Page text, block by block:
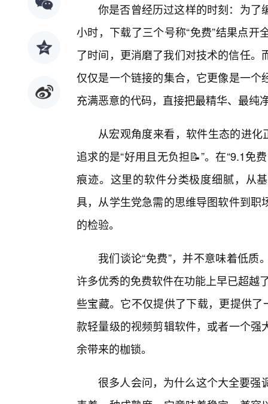
你是否曾经历过这样的时刻：为了
小时，下载了三个号称“免费”结果点
了时间，更消磨了我们对技术的信任。
仅仅是一个链接的集合，它更像是一
充满恶意的代码，直接把最精华、最纯
从宏观角度来看，软件生态的进化
追求的是“好用且无负担📝”。在“9.1免
痕迹。这里的软件分类极度细腻，从
具，从学生党急需的思维导图软件到
的检验。
我们谈论“免费”，并不意味着低
许多优秀的免费软件在功能上早已超越
些宝藏。它不仅提供了下载，更提供
款轻量级的视频剪辑软件，或者一个
余带来的枷锁。
很多人会问，为什么这个大全要强